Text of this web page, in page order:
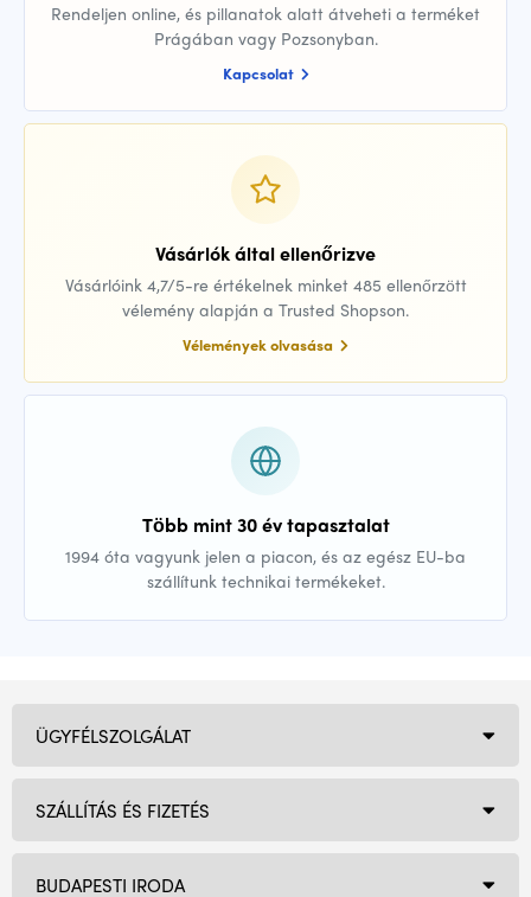
Rendeljen online, és pillanatok alatt átveheti a terméket
Prágában vagy Pozsonyban.
Kapcsolat
Vásárlók által ellenőrizve
Vásárlóink 4,7/5-re értékelnek minket 485 ellenőrzött
vélemény alapján a Trusted Shopson.
Vélemények olvasása
Több mint 30 év tapasztalat
1994 óta vagyunk jelen a piacon, és az egész EU-ba
szállítunk technikai termékeket.
BUDAPESTI IRODA
ÜGYFÉLSZOLGÁLAT
SZÁLLÍTÁS ÉS FIZETÉS